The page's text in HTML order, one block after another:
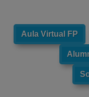
Aula Virtual FP